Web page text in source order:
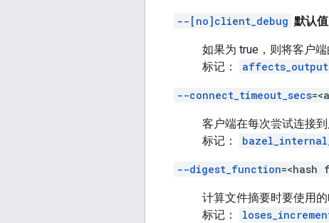
--[no]client_debug 默认
如果为 true，则将客户
标记：
--connect_timeout_secs
客户端在每次尝试连接
标记：
--digest_function=<hash
计算文件摘要时要使用的
标记：